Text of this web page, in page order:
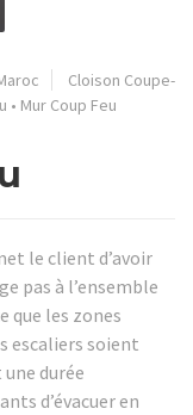
Cloison Coupe-
• Mur Coup Feu
le client d’avoir
pas à l’ensemble
que les zones
escaliers soient
durée
d’évacuer en